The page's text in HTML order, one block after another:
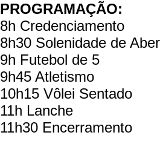
PROGRAMAÇÃO:
8h Credenciamento
8h30 Solenidade de
9h Futebol de 5
9h45 Atletismo
10h15 Vôlei Sentado
11h Lanche
11h30 Encerramento